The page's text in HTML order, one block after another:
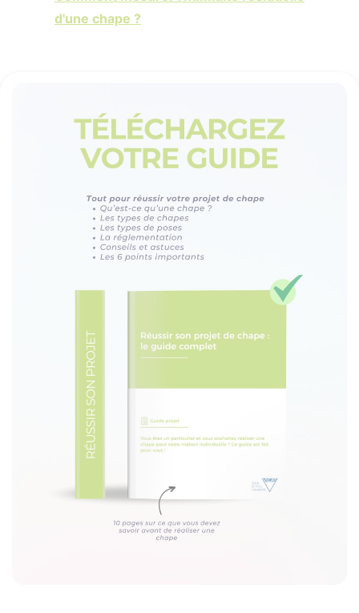
d'une chape ?